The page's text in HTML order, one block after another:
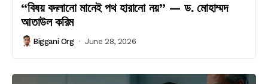
“বিষয় বদলানো মানেই পথ হারানো নয়” — ড. মোহাম্মদ
আতাউল করিম
Biggani Org June 28, 2026